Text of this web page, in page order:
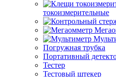
токоизмерительные
Погружная трубка
Портативный
Тестер
Тестовый штекер